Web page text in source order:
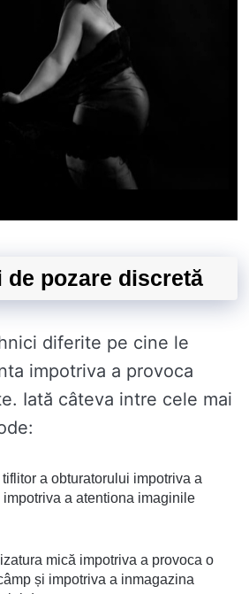
de pozare discretă
diferite pe cine le
impotriva a provoca
Iată câteva intre cele mai
a obturatorului impotriva a
a atentiona imaginile
mică impotriva a provoca o
și impotriva a inmagazina